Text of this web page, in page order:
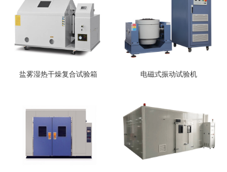
盐雾湿热干燥复合试验箱 电磁式振动试验机